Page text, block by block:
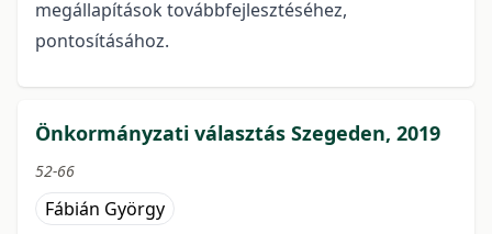
megállapítások továbbfejlesztéséhez,
pontosításához.
Önkormányzati választás Szegeden, 2019
52-66
Fábián György